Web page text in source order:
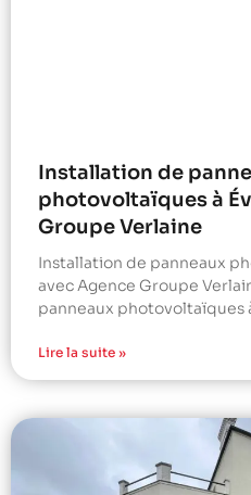
Installation de
photovoltaïques à
Groupe Verlaine
Installation de panneaux
avec Agence Groupe
panneaux photovoltaïques
Lire la suite »